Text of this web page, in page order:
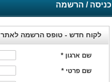
כניסה / הרשמה
לקוח חדש - טופס הרשמה לאתר
שם ארגון *
שם פרטי *